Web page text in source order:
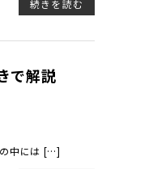
続きを読む
で解説
の中には […]